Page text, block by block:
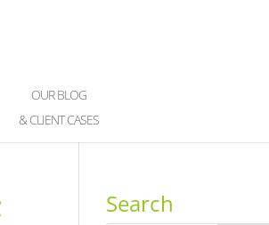
OUR BLOG
& CLIENT CASES
Search